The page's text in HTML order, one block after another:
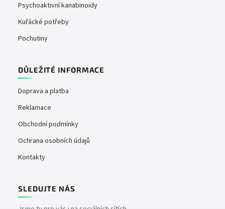
Psychoaktivní kanabinoidy
Kuřácké potřeby
Pochutiny
DŮLEŽITÉ INFORMACE
Doprava a platba
Reklamace
Obchodní podmínky
Ochrana osobních údajů
Kontakty
SLEDUJTE NÁS